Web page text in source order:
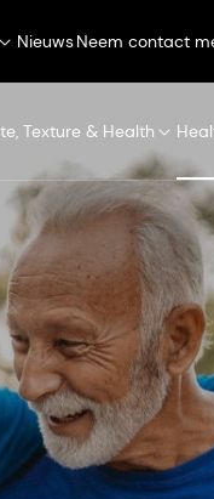
NieuwsNeem contact
Texture & Health